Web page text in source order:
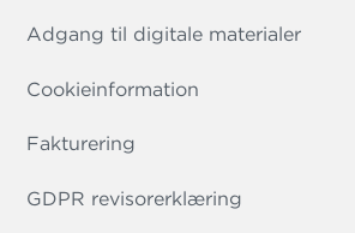
Adgang til digitale materialer
Cookieinformation
Fakturering
GDPR revisorerklæring